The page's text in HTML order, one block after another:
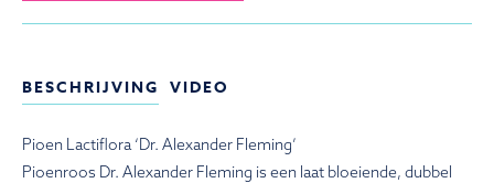
BESCHRIJVING VIDEO
Pioen Lactiflora ‘Dr. Alexander Fleming’
Pioenroos Dr. Alexander Fleming is een laat bloeiende, dubbel